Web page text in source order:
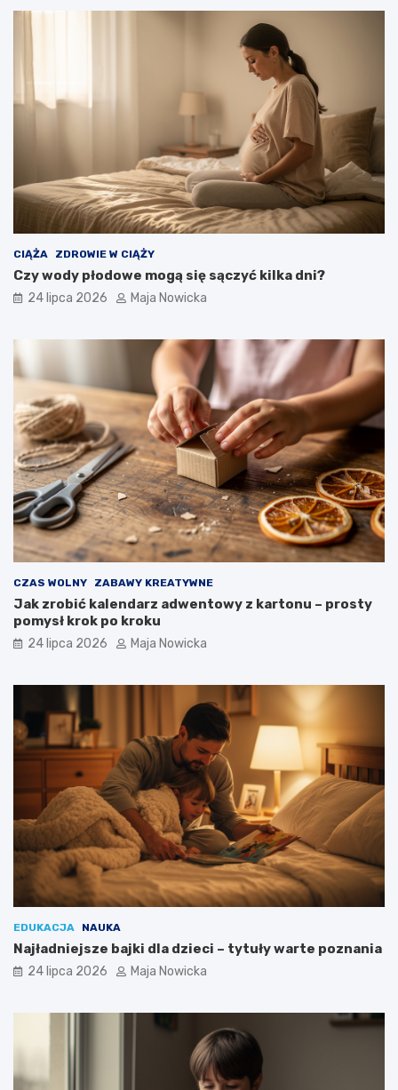
CIĄŻA ZDROWIE W CIĄŻY
Czy wody płodowe mogą się sączyć kilka dni?
24 lipca 2026 Maja Nowicka
CZAS WOLNY ZABAWY KREATYWNE
Jak zrobić kalendarz adwentowy z kartonu – prosty
pomysł krok po kroku
24 lipca 2026 Maja Nowicka
EDUKACJA NAUKA
Najładniejsze bajki dla dzieci – tytuły warte poznania
24 lipca 2026 Maja Nowicka